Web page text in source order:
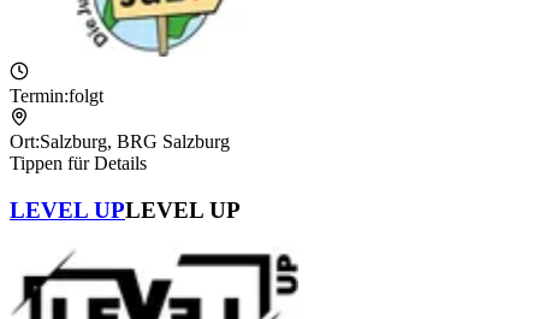
Termin:folgt
Ort:Salzburg, BRG Salzburg
Tippen für Details
LEVEL UPLEVEL UP